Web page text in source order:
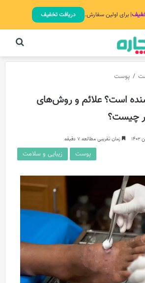
| برای اولین سفارش. دریافت تخفیف
/ پوست
است؟ علائم و روش‌های
چیست؟
زمان تقریبی مطالعه 7 دقیقه
پوست زیبایی و سلامت